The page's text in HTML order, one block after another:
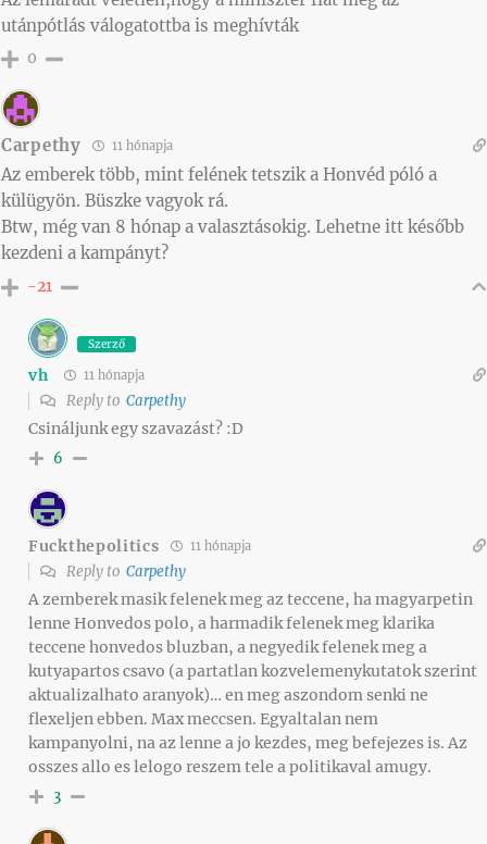
utánpótlás válogatottba is meghívták
0
Carpethy 11 hónapja
Az emberek több, mint felének tetszik a Honvéd póló a
külügyön. Büszke vagyok rá.
Btw, még van 8 hónap a valasztásokig. Lehetne itt később
kezdeni a kampányt?
-21
Szerző
vh 11 hónapja
Reply to Carpethy
Csináljunk egy szavazást? :D
6
Fuckthepolitics 11 hónapja
Reply to Carpethy
A zemberek masik felenek meg az teccene, ha magyarpetin
lenne Honvedos polo, a harmadik felenek meg klarika
teccene honvedos bluzban, a negyedik felenek meg a
kutyapartos csavo (a partatlan kozvelemenykutatok szerint
aktualizalhato aranyok)… en meg aszondom senki ne
flexeljen ebben. Max meccsen. Egyaltalan nem
kampanyolni, na az lenne a jo kezdes, meg befejezes is. Az
osszes allo es lelogo reszem tele a politikaval amugy.
3